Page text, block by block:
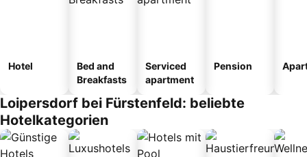
Hotel
Bed and
Breakfasts
Serviced
apartment
Pension
Loipersdorf bei Fürstenfeld: beliebte
Hotelkategorien